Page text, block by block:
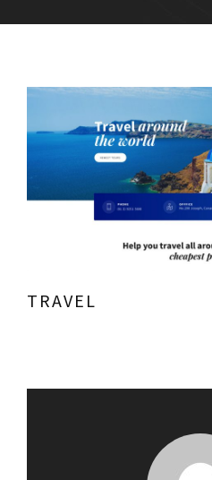
TRAVEL